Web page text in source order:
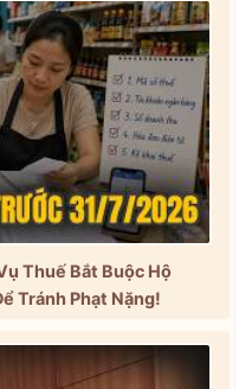
Thuế Bắt Buộc Hộ
Tránh Phạt Nặng!